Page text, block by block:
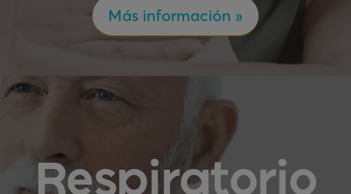
Más información »
Respiratorio